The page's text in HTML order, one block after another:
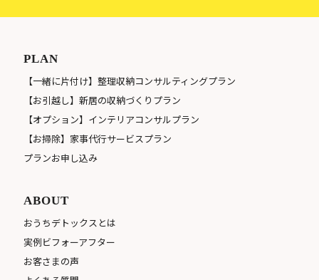
PLAN
【一緒に片付け】整理収納コンサルティングプラン
【お引越し】新居の収納づくりプラン
【オプション】インテリアコンサルプラン
【お掃除】家事代行サービスプラン
プランお申し込み
ABOUT
おうちデトックスとは
実例ビフォーアフター
お客さまの声